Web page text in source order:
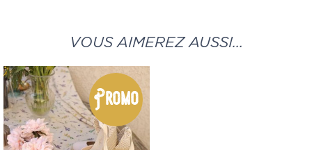
VOUS AIMEREZ AUSSI…
Promo